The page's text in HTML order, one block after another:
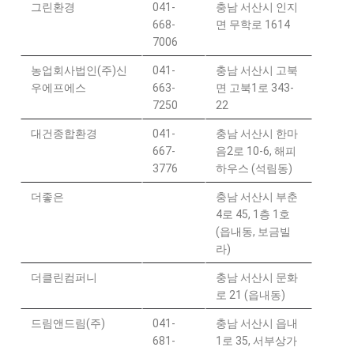
그린환경
041-
668-
7006
충남 서산시 인지
면 무학로 1614
농업회사법인(주)신
우에프에스
041-
663-
7250
충남 서산시 고북
면 고북1로 343-
22
대건종합환경
041-
667-
3776
충남 서산시 한마
음2로 10-6, 해피
하우스 (석림동)
더좋은
충남 서산시 부춘
4로 45, 1층 1호
(읍내동, 보금빌
라)
더클린컴퍼니
충남 서산시 문화
로 21 (읍내동)
드림앤드림(주)
041-
681-
충남 서산시 읍내
1로 35, 서부상가